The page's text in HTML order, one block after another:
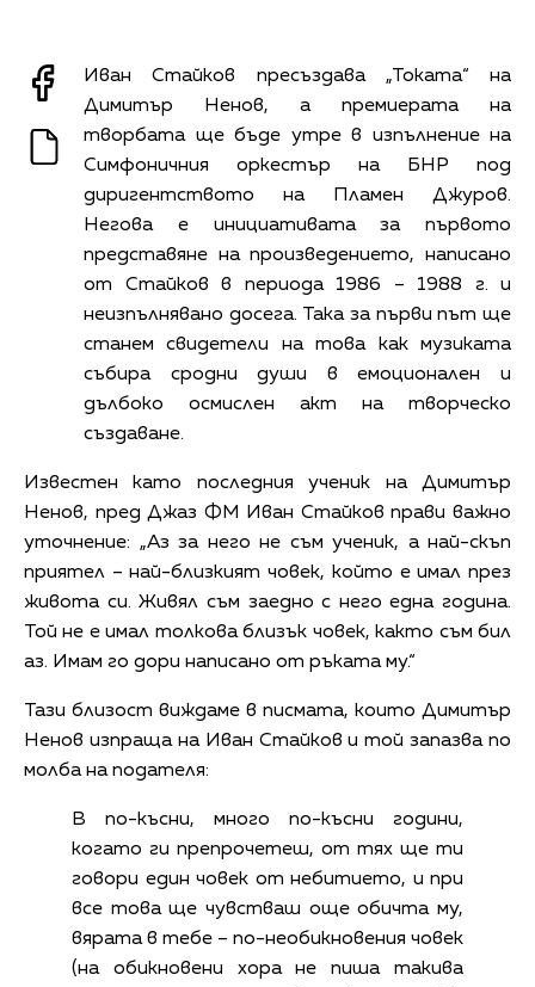
Иван Стайков пресъздава „Токата“ на
Димитър Ненов, а премиерата на
творбата ще бъде утре в изпълнение на
Симфоничния оркестър на БНР под
диригентството на Пламен Джуров.
Негова е инициативата за първото
представяне на произведението, написано
от Стайков в периода 1986 – 1988 г. и
неизпълнявано досега. Така за първи път ще
станем свидетели на това как музиката
събира сродни души в емоционален и
дълбоко осмислен акт на творческо
създаване.
Известен като последния ученик на Димитър
Ненов, пред Джаз ФМ Иван Стайков прави важно
уточнение: „Аз за него не съм ученик, а най-скъп
приятел – най-близкият човек, който е имал през
живота си. Живял съм заедно с него една година.
Той не е имал толкова близък човек, както съм бил
аз. Имам го дори написано от ръката му.“
Тази близост виждаме в писмата, които Димитър
Ненов изпраща на Иван Стайков и той запазва по
молба на подателя:
В по-късни, много по-късни години,
когато ги препрочетеш, от тях ще ти
говори един човек от небитието, и при
все това ще чувстваш още обичта му,
вярата в тебе – по-необикновения човек
(на обикновени хора не пиша такива